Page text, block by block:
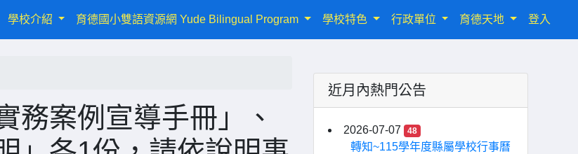
學校介紹 育德國小雙語資源網 Yude Bilingual Program 學校特色 行政單位 育德天地 登入
務案例宣導手冊」、
近月內熱門公告
2026-07-07 48
轉知~115學年度縣屬學校行事曆